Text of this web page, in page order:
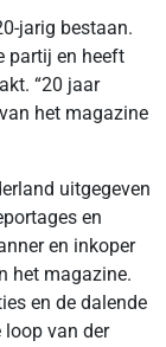
jarig bestaan.
partij en heeft
“20 jaar
het magazine
uitgegeven
en
en inkoper
het magazine.
en de dalende
loop van der